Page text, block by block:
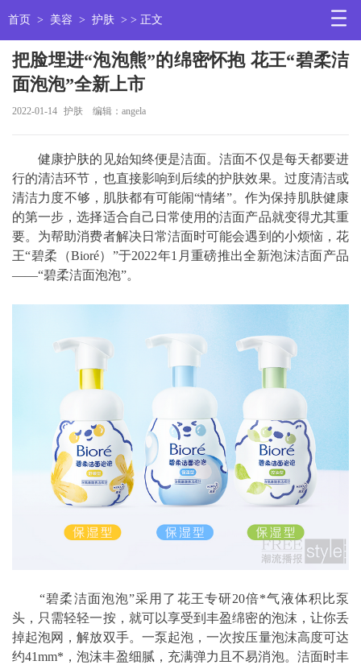
首页 > 美容 > 护肤 > > 正文
把脸埋进“泡泡熊”的绵密怀抱 花王“碧柔洁
面泡泡”全新上市
2022-01-14 护肤 编辑：angela
健康护肤的见始知终便是洁面。洁面不仅是每天都要进
行的清洁环节，也直接影响到后续的护肤效果。过度清洁或
清洁力度不够，肌肤都有可能闹“情绪”。作为保持肌肤健康
的第一步，选择适合自己日常使用的洁面产品就变得尤其重
要。为帮助消费者解决日常洁面时可能会遇到的小烦恼，花
王“碧柔（Bioré）”于2022年1月重磅推出全新泡沫洁面产品
——“碧柔洁面泡泡”。
“碧柔洁面泡泡”采用了花王专研20倍*气液体积比泵
头，只需轻轻一按，就可以享受到丰盈绵密的泡沫，让你丢
掉起泡网，解放双手。一泵起泡，一次按压量泡沫高度可达
约41mm*，泡沫丰盈细腻，充满弹力且不易消泡。洁面时丰